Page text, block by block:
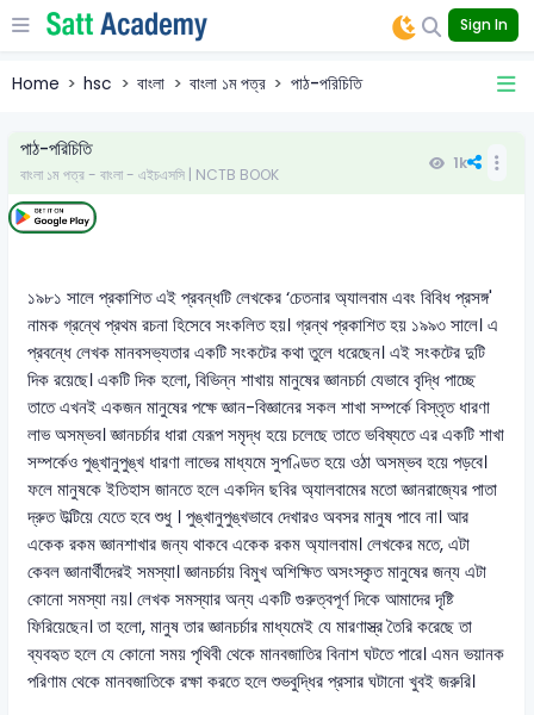
Sign In
Home hsc বাংলা বাংলা ১ম পত্র পাঠ-পরিচিতি
পাঠ-পরিচিতি
বাংলা ১ম পত্র - বাংলা - এইচএসসি | NCTB BOOK
1k
১৯৮১ সালে প্রকাশিত এই প্রবন্ধটি লেখকের ‘চেতনার অ্যালবাম এবং বিবিধ প্রসঙ্গ'
নামক গ্রন্থে প্রথম রচনা হিসেবে সংকলিত হয়। গ্রন্থ প্রকাশিত হয় ১৯৯৩ সালে। এ
প্রবন্ধে লেখক মানবসভ্যতার একটি সংকটের কথা তুলে ধরেছেন। এই সংকটের দুটি
দিক রয়েছে। একটি দিক হলো, বিভিন্ন শাখায় মানুষের জ্ঞানচর্চা যেভাবে বৃদ্ধি পাচ্ছে
তাতে এখনই একজন মানুষের পক্ষে জ্ঞান-বিজ্ঞানের সকল শাখা সম্পর্কে বিস্তৃত ধারণা
লাভ অসম্ভব। জ্ঞানচর্চার ধারা যেরূপ সমৃদ্ধ হয়ে চলেছে তাতে ভবিষ্যতে এর একটি শাখা
সম্পর্কেও পুঙ্খানুপুঙ্খ ধারণা লাভের মাধ্যমে সুপণ্ডিত হয়ে ওঠা অসম্ভব হয়ে পড়বে।
ফলে মানুষকে ইতিহাস জানতে হলে একদিন ছবির অ্যালবামের মতো জ্ঞানরাজ্যের পাতা
দ্রুত উল্টিয়ে যেতে হবে শুধু । পুঙ্খানুপুঙ্খভাবে দেখারও অবসর মানুষ পাবে না। আর
একেক রকম জ্ঞানশাখার জন্য থাকবে একেক রকম অ্যালবাম। লেখকের মতে, এটা
কেবল জ্ঞানার্থীদেরই সমস্যা। জ্ঞানচর্চায় বিমুখ অশিক্ষিত অসংস্কৃত মানুষের জন্য এটা
কোনো সমস্যা নয়। লেখক সমস্যার অন্য একটি গুরুত্বপূর্ণ দিকে আমাদের দৃষ্টি
ফিরিয়েছেন। তা হলো, মানুষ তার জ্ঞানচর্চার মাধ্যমেই যে মারণাস্ত্র তৈরি করেছে তা
ব্যবহৃত হলে যে কোনো সময় পৃথিবী থেকে মানবজাতির বিনাশ ঘটতে পারে। এমন ভয়ানক
পরিণাম থেকে মানবজাতিকে রক্ষা করতে হলে শুভবুদ্ধির প্রসার ঘটানো খুবই জরুরি।